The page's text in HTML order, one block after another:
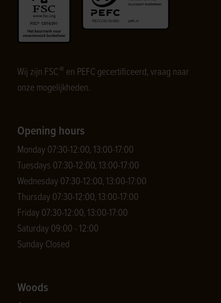
Wij zijn FSC® en PEFC gecertificeerd, vraag naar
onze mogelijkheden.
Opening hours
Monday 07:30-12:00, 13:00-17:00
Tuesdays 07:30-12:00, 13:00-17:00
Wednesday 07:30-12:00, 13:00-17:00
Thursday 07:30-12:00, 13:00-17:00
Friday 07:30-12:00, 13:00-17:00
Saturday 09:00 - 12:00
Sunday Closed
Woods